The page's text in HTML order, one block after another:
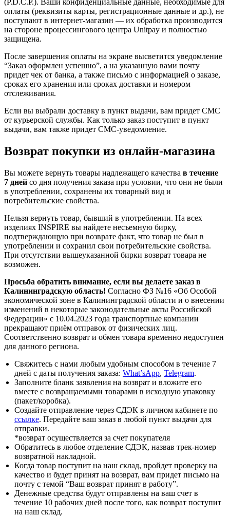
(P.D.C.P.). Ваши конфиденциальные данные, необходимые для
оплаты (реквизиты карты, регистрационные данные и др.), не
поступают в интернет-магазин — их обработка производится
на стороне процессингового центра Unitpay и полностью
защищена.
После завершения оплаты на экране высветится уведомление
“Заказ оформлен успешно”, а на указанную вами почту
придет чек от банка, а также письмо с информацией о заказе,
сроках его хранения или сроках доставки и номером
отслеживания.
Если вы выбрали доставку в пункт выдачи, вам придет СМС
от курьерской службы. Как только заказ поступит в пункт
выдачи, вам также придет СМС-уведомление.
Возврат покупки из онлайн-магазина
Вы можете вернуть товары надлежащего качества в течение
7 дней со дня получения заказа при условии, что они не были
в употреблении, сохранены их товарный вид и
потребительские свойства.
Нельзя вернуть товар, бывший в употреблении. На всех
изделиях INSPIRE вы найдете несъемную бирку,
подтверждающую при возврате факт, что товар не был в
употреблении и сохранил свои потребительские свойства.
При отсутствии вышеуказанной бирки возврат товара не
возможен.
Просьба обратить внимание, если вы делаете заказ в
Калининградскую область! Cогласно ФЗ №16 «Об Особой
экономической зоне в Калининградской области и о внесении
изменений в некоторые законодательные акты Российской
Федерации» с 10.04.2023 года транспортные компании
прекращают приём отправок от физических лиц.
Соответственно возврат и обмен товара временно недоступен
для данного региона.
Свяжитесь с нами любым удобным способом в течение 7
дней с даты получения заказа: What’sApp, Telegram.
Заполните бланк заявления на возврат и вложите его
вместе с возвращаемыми товарами в исходную упаковку
(пакет/коробка).
Создайте отправление через СДЭК в личном кабинете по
ссылке. Передайте ваш заказ в любой пункт выдачи для
отправки.
*возврат осуществляется за счет покупателя
Обратитесь в любое отделение СДЭК, назвав трек-номер
возвратной накладной.
Когда товар поступит на наш склад, пройдет проверку на
качество и будет принят на возврат, вам придет письмо на
почту с темой “Ваш возврат принят в работу”.
Денежные средства будут отправлены на ваш счет в
течение 10 рабочих дней после того, как возврат поступит
на наш склад.